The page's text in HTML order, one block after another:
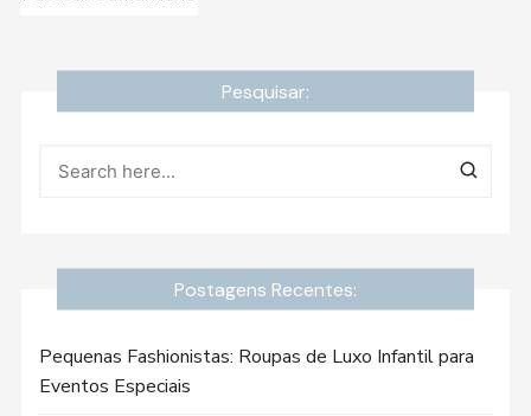
Pesquisar:
Postagens Recentes:
Pequenas Fashionistas: Roupas de Luxo Infantil para
Eventos Especiais